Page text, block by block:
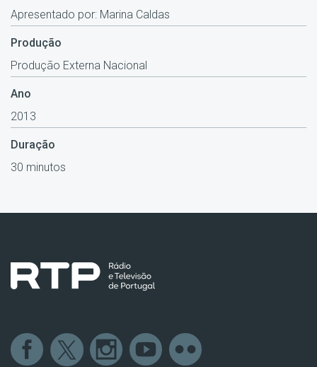
Apresentado por: Marina Caldas
Produção
Produção Externa Nacional
Ano
2013
Duração
30 minutos